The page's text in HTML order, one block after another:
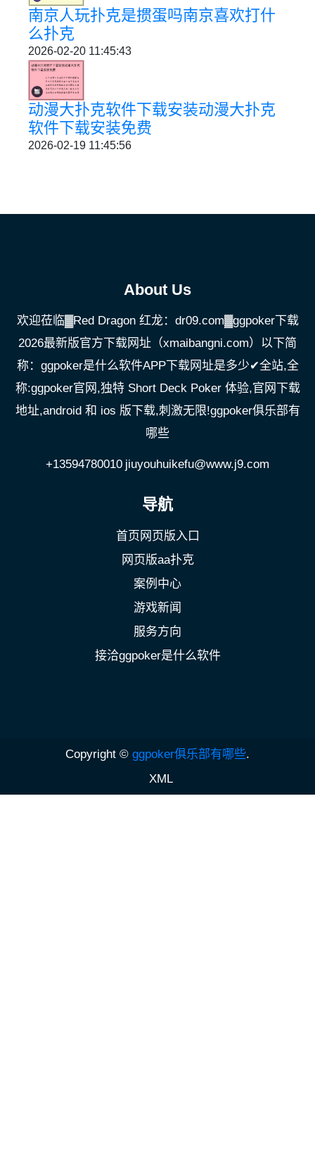
南京人玩扑克是掼蛋吗南京喜欢打什
么扑克
2026-02-20 11:45:43
动漫大扑克软件下载安装动漫大扑克
软件下载安装免费
2026-02-19 11:45:56
About Us
欢迎莅临▓Red Dragon 红龙：dr09.com▓ggpoker下载
2026最新版官方下载网址（xmaibangni.com）以下简
称：ggpoker是什么软件APP下载网址是多少✔全站,全
称:ggpoker官网,独特 Short Deck Poker 体验,官网下载
地址,android 和 ios 版下载,刺激无限!ggpoker俱乐部有
哪些
+13594780010 jiuyouhuikefu@www.j9.com
导航
首页网页版入口
网页版aa扑克
案例中心
游戏新闻
服务方向
接洽ggpoker是什么软件
Copyright © ggpoker俱乐部有哪些.
XML